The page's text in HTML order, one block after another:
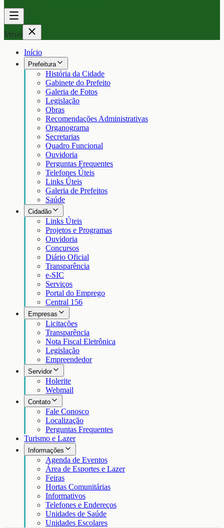
Menu
Início
Prefeitura
História da Cidade
Gabinete do Prefeito
Galeria de Fotos
Legislação
Obras
Recomendações Administrativas
Organograma
Secretarias
Quadro Funcional
Ouvidoria
Perguntas Frequentes
Telefones Úteis
Links Úteis
Galeria de Prefeitos
Saúde
Cidadão
Links Úteis
Projetos e Programas
Ouvidoria
Concursos
Diário Oficial
Transparência
e-SIC
Serviços
Portal do Emprego
Central 156
Empresas
Licitações
Transparência
Nota Fiscal Eletrônica
Legislação
Empreendedor
Servidor
Holerite
Webmail
Contato
Fale Conosco
Localização
Perguntas Frequentes
Turismo e Lazer
Informações
Agenda de Eventos
Área de Esportes e Lazer
Feiras
Hortas Comunitárias
Informativos
Telefones e Endereços
Unidades de Saúde
Unidades Escolares